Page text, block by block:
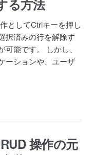
る方法
としてCtrlキーを押し
択済みの行を解除す
能です。 しかし、
ーションや、ユーザ
操作の元